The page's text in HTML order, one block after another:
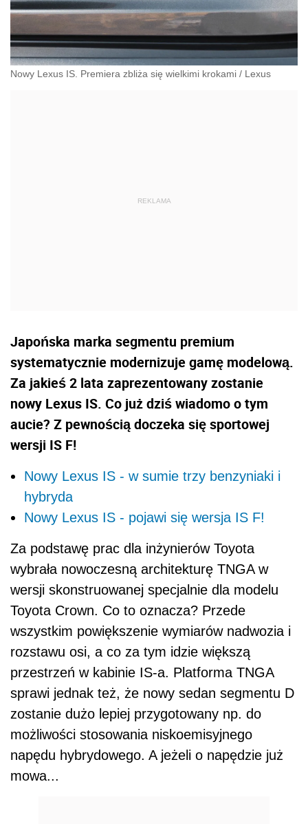
Nowy Lexus IS. Premiera zbliża się wielkimi krokami / Lexus
Japońska marka segmentu premium
systematycznie modernizuje gamę modelową.
Za jakieś 2 lata zaprezentowany zostanie
nowy Lexus IS. Co już dziś wiadomo o tym
aucie? Z pewnością doczeka się sportowej
wersji IS F!
Nowy Lexus IS - w sumie trzy benzyniaki i
hybryda
Nowy Lexus IS - pojawi się wersja IS F!
Za podstawę prac dla inżynierów Toyota
wybrała nowoczesną architekturę TNGA w
wersji skonstruowanej specjalnie dla modelu
Toyota Crown. Co to oznacza? Przede
wszystkim powiększenie wymiarów nadwozia i
rozstawu osi, a co za tym idzie większą
przestrzeń w kabinie IS-a. Platforma TNGA
sprawi jednak też, że nowy sedan segmentu D
zostanie dużo lepiej przygotowany np. do
możliwości stosowania niskoemisyjnego
napędu hybrydowego. A jeżeli o napędzie już
mowa...